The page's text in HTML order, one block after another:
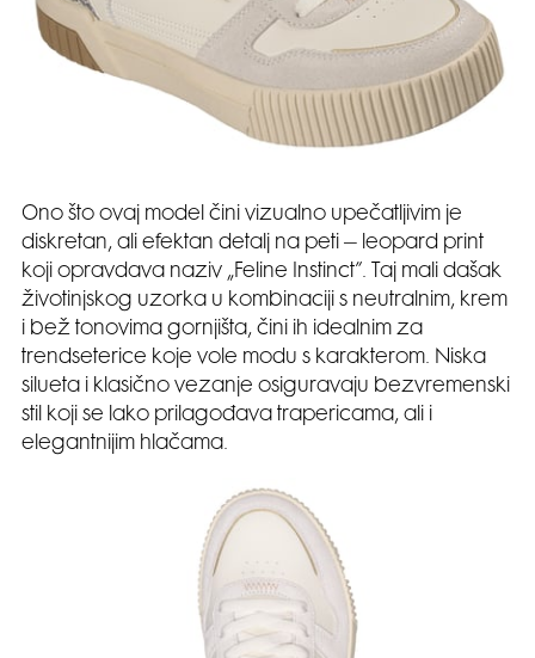
Ono što ovaj model čini vizualno upečatljivim je
diskretan, ali efektan detalj na peti – leopard print
koji opravdava naziv „Feline Instinct”. Taj mali dašak
životinjskog uzorka u kombinaciji s neutralnim, krem
i bež tonovima gornjišta, čini ih idealnim za
trendseterice koje vole modu s karakterom. Niska
silueta i klasično vezanje osiguravaju bezvremenski
stil koji se lako prilagođava trapericama, ali i
elegantnijim hlačama.